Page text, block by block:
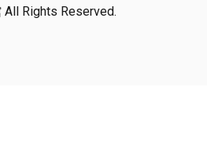
Rights Reserved.